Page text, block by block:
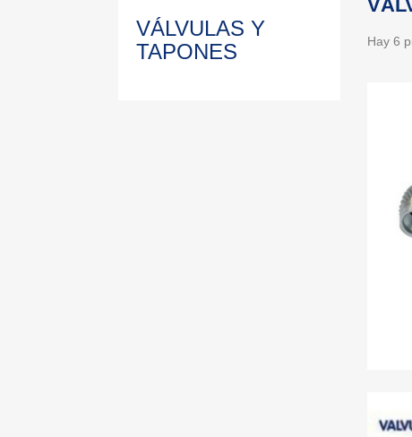
VÁLVULAS Y
TAPONES
Hay 6